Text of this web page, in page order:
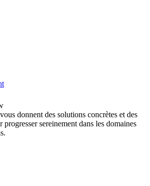
donnent des solutions concrètes et des
progresser sereinement dans les domaines